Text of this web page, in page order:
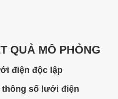
QUẢ MÔ PHỎNG
điện độc lập
thông số lưới điện